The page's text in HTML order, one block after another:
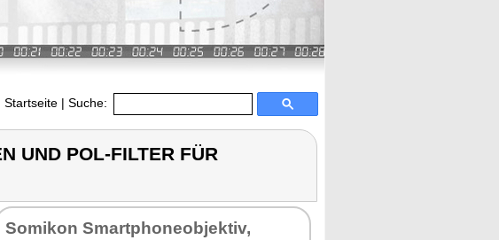
Startseite | Suche:
UND POL-FILTER FÜR
So­mi­kon Smart­pho­neob­jek­tiv,